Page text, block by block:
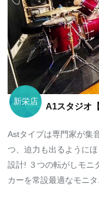
新栄店 A1スタジオ
Astタイプは専門家が集
つ、迫力も出るように
設計! ３つの転がしモニ
カーを常設最適なモニタ